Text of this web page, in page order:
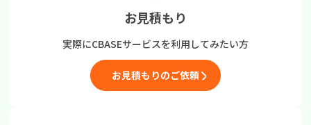
お見積もり
実際にCBASEサービスを利用してみたい方
お見積もりのご依頼